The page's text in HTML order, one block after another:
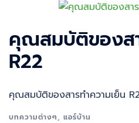
คุณสมบัติของส
R22
คุณสมบัติของสารทำความเย็น
บทความต่างๆ, แอร์บ้าน